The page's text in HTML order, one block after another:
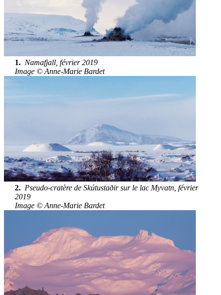
1. Namafjall, février 2019
Image © Anne-Marie Bardet
2. Pseudo-cratère de Skútustaðir sur le lac Myvatn, février
2019
Image © Anne-Marie Bardet